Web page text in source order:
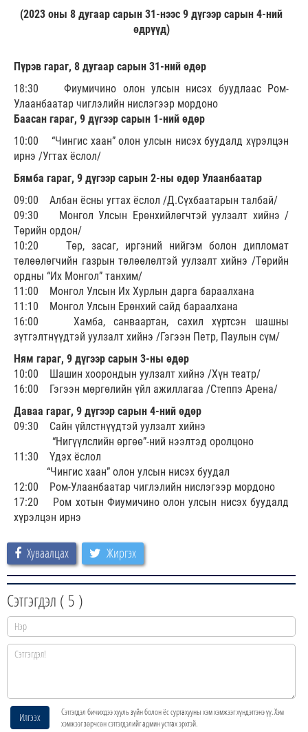
(2023 оны 8 дугаар сарын 31-нээс 9 дүгээр сарын 4-ний
өдрүүд)
Пүрэв гараг, 8 дугаар сарын 31-ний өдөр
18:30 Фиумичино олон улсын нисэх буудлаас Ром-
Улаанбаатар чиглэлийн нислэгээр мордоно
Баасан гараг, 9 дүгээр сарын 1-ний өдөр
10:00 “Чингис хаан” олон улсын нисэх буудалд хүрэлцэн
ирнэ /Угтах ёслол/
Бямба гараг, 9 дүгээр сарын 2-ны өдөр Улаанбаатар
09:00 Албан ёсны угтах ёслол /Д.Сүхбаатарын талбай/
09:30 Монгол Улсын Ерөнхийлөгчтэй уулзалт хийнэ /
Төрийн ордон/
10:20 Төр, засаг, иргэний нийгэм болон дипломат
төлөөлөгчийн газрын төлөөлөлтэй уулзалт хийнэ /Төрийн
ордны “Их Монгол” танхим/
11:00 Монгол Улсын Их Хурлын дарга бараалхана
11:10 Монгол Улсын Ерөнхий сайд бараалхана
16:00 Хамба, санваартан, сахил хүртсэн шашны
зүтгэлтнүүдтэй уулзалт хийнэ /Гэгээн Петр, Паулын сүм/
Ням гараг, 9 дүгээр сарын 3-ны өдөр
10:00 Шашин хоорондын уулзалт хийнэ /Хүн театр/
16:00 Гэгээн мөргөлийн үйл ажиллагаа /Степпэ Арена/
Даваа гараг, 9 дүгээр сарын 4-ний өдөр
09:30 Сайн үйлстнүүдтэй уулзалт хийнэ
“Нигүүлслийн өргөө”-ний нээлтэд оролцоно
11:30 Үдэх ёслол
“Чингис хаан” олон улсын нисэх буудал
12:00 Ром-Улаанбаатар чиглэлийн нислэгээр мордоно
17:20 Ром хотын Фиумичино олон улсын нисэх буудалд
хүрэлцэн ирнэ
Хуваалцах Жиргэх
Сэтгэгдэл ( 5 )
Илгээх
Сэтгэгдэл бичихдээ хууль зүйн болон ёс суртахууны хэм хэмжээг хүндэтгэнэ үү. Хэм
хэмжээг зөрчсөн сэтгэгдэлийг админ устгах эрхтэй.